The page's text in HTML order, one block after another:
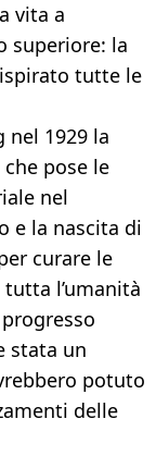
vita a
superiore: la
ispirato tutte le
nel 1929 la
pose le
nel
e la nascita di
curare le
l’umanità
stata un
potuto
delle